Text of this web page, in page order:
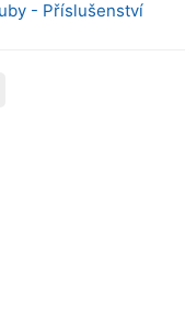
- Příslušenství